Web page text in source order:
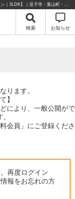
こちらは会員物件です【im-316600｜三浦郡葉山町堀内｜中古マンション｜3LDK】｜逗子市・葉山町・湘南エリアの不動産のことならセンチュリー21リビングライフにお任せください！
検索 お知らせ
ります。
】
により、一般公開がで
会員」にご登録くださ
再度ログイン
報をお忘れの方